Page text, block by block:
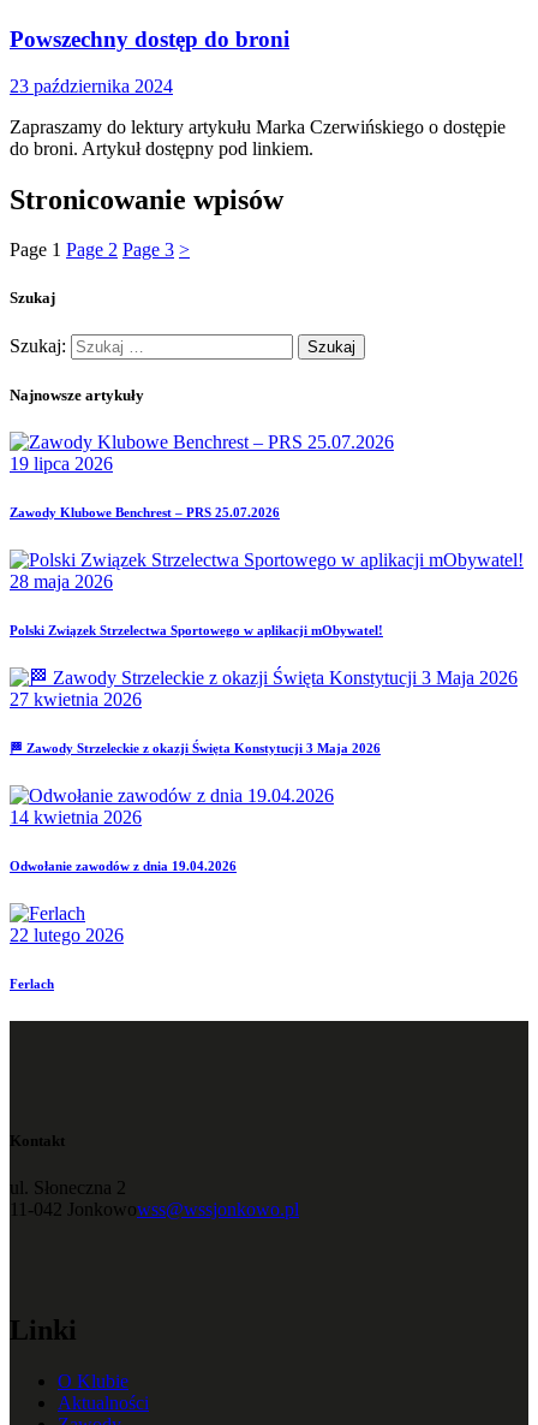
Powszechny dostęp do broni
23 października 2024
Zapraszamy do lektury artykułu Marka Czerwińskiego o dostępie
do broni. Artykuł dostępny pod linkiem.
Stronicowanie wpisów
Page 1 Page 2 Page 3 >
Szukaj
Szukaj:
Najnowsze artykuły
19 lipca 2026
Zawody Klubowe Benchrest – PRS 25.07.2026
28 maja 2026
Polski Związek Strzelectwa Sportowego w aplikacji mObywatel!
27 kwietnia 2026
🏁 Zawody Strzeleckie z okazji Święta Konstytucji 3 Maja 2026
14 kwietnia 2026
Odwołanie zawodów z dnia 19.04.2026
22 lutego 2026
Ferlach
Kontakt
ul. Słoneczna 2
11-042 Jonkowowss@wssjonkowo.pl
Linki
O Klubie
Aktualności